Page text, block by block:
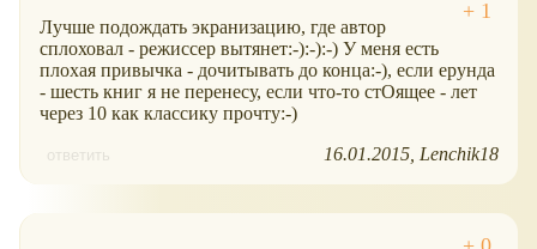
Лучше подождать экранизацию, где автор
сплоховал - режиссер вытянет:-):-):-) У меня есть
плохая привычка - дочитывать до конца:-), если ерунда
- шесть книг я не перенесу, если что-то стОящее - лет
через 10 как классику прочту:-)
ответить 16.01.2015 Lenchik18